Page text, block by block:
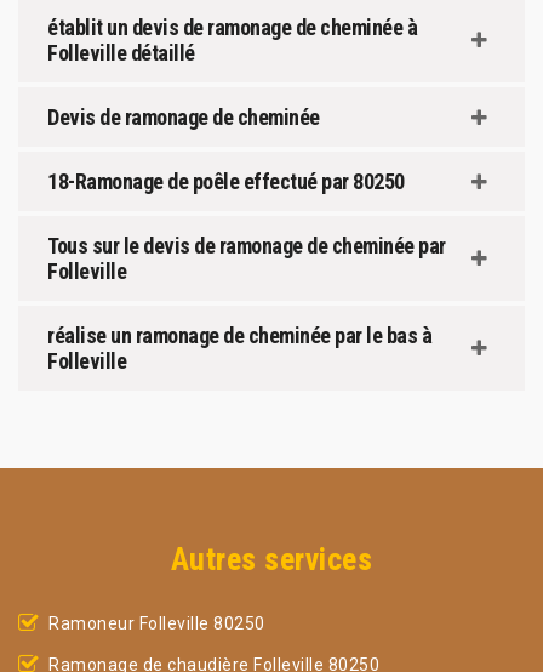
établit un devis de ramonage de cheminée à
Folleville détaillé
Devis de ramonage de cheminée
18-Ramonage de poêle effectué par 80250
Tous sur le devis de ramonage de cheminée par
Folleville
réalise un ramonage de cheminée par le bas à
Folleville
Autres services
Ramoneur Folleville 80250
Ramonage de chaudière Folleville 80250